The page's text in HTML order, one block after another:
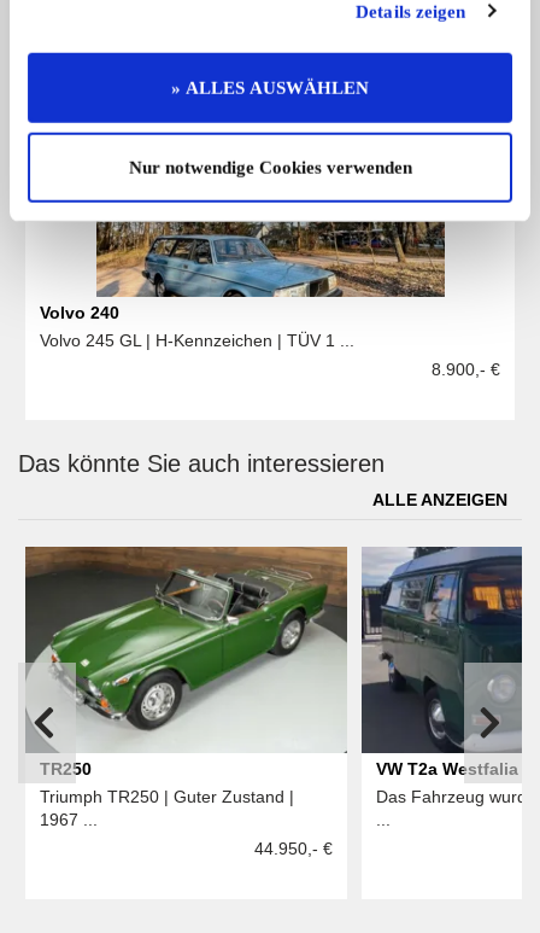
Details zeigen
» ALLES AUSWÄHLEN
Nur notwendige Cookies verwenden
ALLE ANZEIGEN
Volvo 240
Volvo 245 GL | H-Kennzeichen | TÜV 1 ...
8.900,- €
Das könnte Sie auch interessieren
ALLE ANZEIGEN
TR250
Triumph TR250 | Guter Zustand |
1967 ...
44.950,- €
VW T2a Westfalia
Das Fahrzeug